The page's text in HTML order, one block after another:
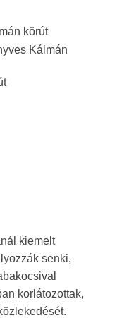
körút
Kálmán
kiemelt
senki,
korlátozottak,